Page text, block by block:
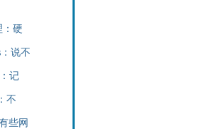
：硬
说不
记
不
些网